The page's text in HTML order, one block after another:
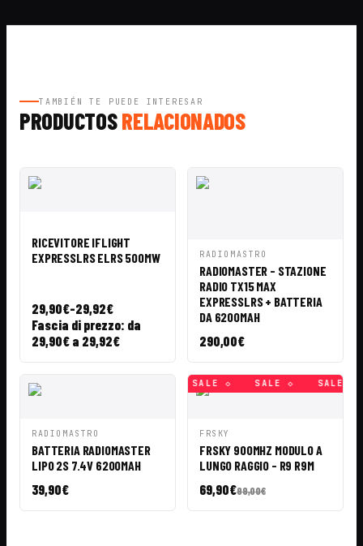
TAMBIÉN TE PUEDE INTERESAR
PRODUCTOSRELACIONADOS
RICEVITORE IFLIGHT
EXPRESSLRS ELRS 500MW
29,90€-29,92€
Fascia di prezzo: da
29,90€ a 29,92€
VISTA
RADIOMASTRO
RADIOMASTER - STAZIONE
RADIO TX15 MAX
EXPRESSLRS + BATTERIA
DA 6200MAH
290,00€
VISTA
RADIOMASTRO
BATTERIA RADIOMASTER
LIPO 2S 7.4V 6200MAH
39,90€
◇ SALE ◇ SALE ◇ SALE ◇
VISTA
FRSKY
FRSKY 900MHZ MODULO A
LUNGO RAGGIO - R9 R9M
69,90€99,00€